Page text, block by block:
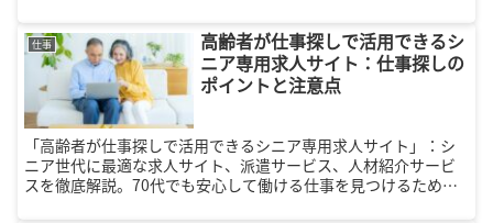
カンドライフの第一歩を踏み出しましょう。
仕事
高齢者が仕事探しで活用できるシ
ニア専用求人サイト：仕事探しの
ポイントと注意点
「高齢者が仕事探しで活用できるシニア専用求人サイト」：シ
ニア世代に最適な求人サイト、派遣サービス、人材紹介サービ
スを徹底解説。70代でも安心して働ける仕事を見つけるための